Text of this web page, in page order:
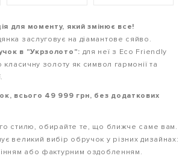
для моменту, який змінює все!
заслуговує на діамантове сяйво.
в "Укрзолото": для неї з Eco Friendly
класичну золоту як символ гармонії та
всього 49 999 грн, без додаткових
стилю, обирайте те, що ближче саме вам.
великий вибір обручок у різних дизайнах:
або фактурним оздобленням.